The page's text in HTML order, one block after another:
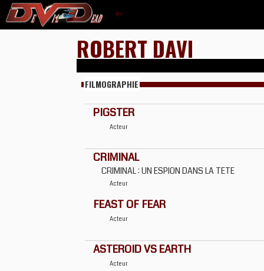
ROBERT DAVI
FILMOGRAPHIE
PIGSTER
Acteur
CRIMINAL
CRIMINAL : UN ESPION DANS LA TETE
Acteur
FEAST OF FEAR
Acteur
ASTEROID VS EARTH
Acteur